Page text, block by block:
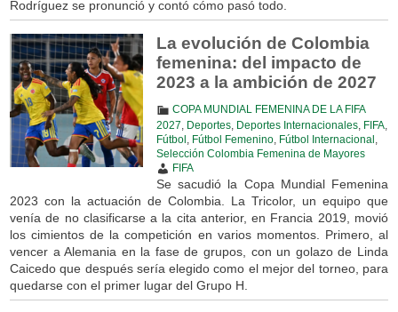
Rodríguez se pronunció y contó cómo pasó todo.
La evolución de Colombia
femenina: del impacto de
2023 a la ambición de 2027
COPA MUNDIAL FEMENINA DE LA FIFA
2027
Deportes, Deportes Internacionales, FIFA,
Fútbol
Fútbol Femenino, Fútbol Internacional
Selección Colombia Femenina de Mayores
FIFA
Se sacudió la Copa Mundial Femenina
2023 con la actuación de Colombia. La Tricolor, un equipo que
venía de no clasificarse a la cita anterior, en Francia 2019, movió
los cimientos de la competición en varios momentos. Primero, al
vencer a Alemania en la fase de grupos, con un golazo de Linda
Caicedo que después sería elegido como el mejor del torneo, para
quedarse con el primer lugar del Grupo H.